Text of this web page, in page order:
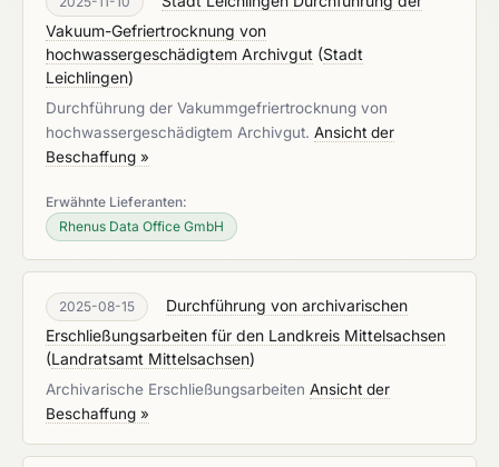
Vakuum-Gefriertrocknung von
hochwassergeschädigtem Archivgut (Stadt
Leichlingen)
Durchführung der Vakummgefriertrocknung von
hochwassergeschädigtem Archivgut. Ansicht der
Beschaffung »
Erwähnte Lieferanten:
Rhenus Data Office GmbH
2025-08-15
Durchführung von archivarischen
Erschließungsarbeiten für den Landkreis Mittelsachsen
(Landratsamt Mittelsachsen)
Archivarische Erschließungsarbeiten Ansicht der
Beschaffung »